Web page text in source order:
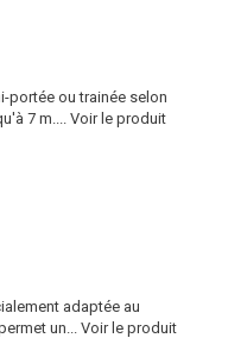
portée ou trainée selon
7 m....
Voir le produit
adaptée au
un...
Voir le produit